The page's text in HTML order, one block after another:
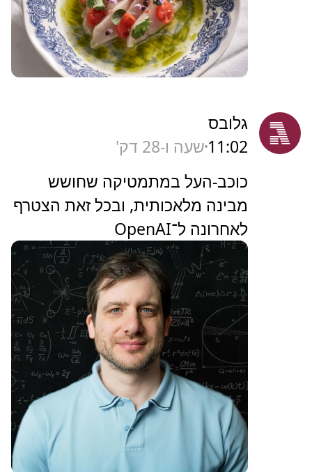
גלובס
11:02 שעה ו-28 דק'
כוכב-העל במתמטיקה שחושש
מבינה מלאכותית, ובכל זאת הצטרף
לאחרונה ל־OpenAI